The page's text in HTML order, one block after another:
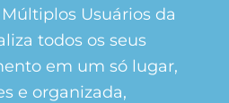
Usuários da
todos os seus
em um só lugar,
e organizada,